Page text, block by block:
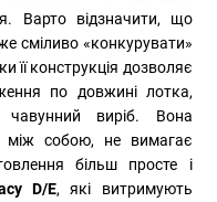
Варто відзначити, що
сміливо «конкурувати»
її конструкція дозволяє
по довжині лотка,
виріб. Вона
між собою, не вимагає
більш просте і
D/E, які витримують